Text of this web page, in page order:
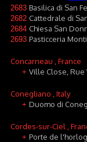
2683 Basilica di San
2682 Cattedrale di
2684 Chiesa San
2693 Pasticceria
Concarneau , France
+ Ville Close, Rue
Conegliano , Italy
+ Duomo di
Cordes-sur-Ciel ,
+ Porte de